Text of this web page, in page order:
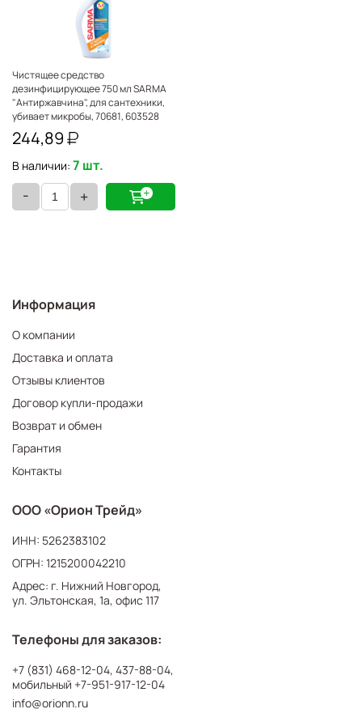
Чистящее средство
дезинфицирующее 750 мл SARMA
"Антиржавчина", для сантехники,
убивает микробы, 70681, 603528
244,89
В наличии: 7 шт.
- +
Информация
О компании
Доставка и оплата
Отзывы клиентов
Договор купли-продажи
Возврат и обмен
Гарантия
Контакты
ООО «Орион Трейд»
ИНН: 5262383102
ОГРН: 1215200042210
Адрес: г. Нижний Новгород,
ул. Эльтонская, 1а, офис 117
Телефоны для заказов:
+7 (831) 468-12-04, 437-88-04,
мобильный +7-951-917-12-04
info@orionn.ru